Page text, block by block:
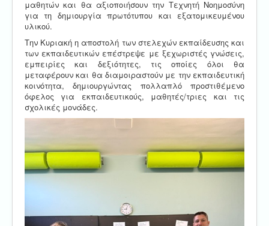
μαθητών και θα αξιοποιήσουν την Τεχνητή Νοημοσύνη
για τη δημιουργία πρωτότυπου και εξατομικευμένου
υλικού.
Την Κυριακή η αποστολή των στελεχών εκπαίδευσης και
των εκπαιδευτικών επέστρεψε με ξεχωριστές γνώσεις,
εμπειρίες και δεξιότητες, τις οποίες όλοι θα
μεταφέρουν και θα διαμοιραστούν με την εκπαιδευτική
κοινότητα, δημιουργώντας πολλαπλό προστιθέμενο
όφελος για εκπαιδευτικούς, μαθητές/τριες και τις
σχολικές μονάδες.